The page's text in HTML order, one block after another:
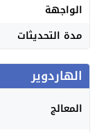
الواجهة
مدة التحديثات
الهاردوير
المعالج